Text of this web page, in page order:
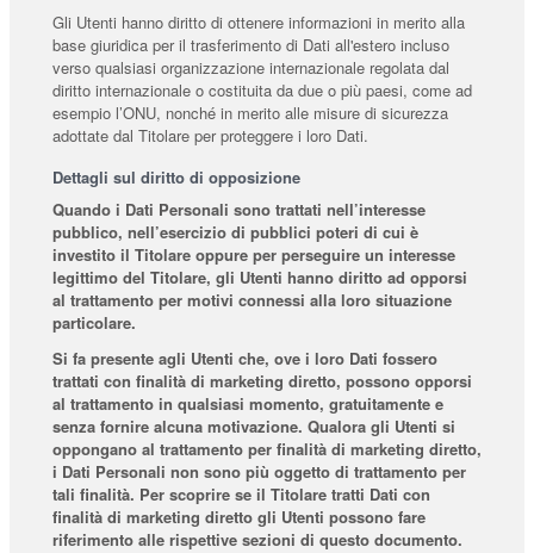
Gli Utenti hanno diritto di ottenere informazioni in merito alla
base giuridica per il trasferimento di Dati all'estero incluso
verso qualsiasi organizzazione internazionale regolata dal
diritto internazionale o costituita da due o più paesi, come ad
esempio l’ONU, nonché in merito alle misure di sicurezza
adottate dal Titolare per proteggere i loro Dati.
Dettagli sul diritto di opposizione
Quando i Dati Personali sono trattati nell’interesse
pubblico, nell’esercizio di pubblici poteri di cui è
investito il Titolare oppure per perseguire un interesse
legittimo del Titolare, gli Utenti hanno diritto ad opporsi
al trattamento per motivi connessi alla loro situazione
particolare.
Si fa presente agli Utenti che, ove i loro Dati fossero
trattati con finalità di marketing diretto, possono opporsi
al trattamento in qualsiasi momento, gratuitamente e
senza fornire alcuna motivazione. Qualora gli Utenti si
oppongano al trattamento per finalità di marketing diretto,
i Dati Personali non sono più oggetto di trattamento per
tali finalità. Per scoprire se il Titolare tratti Dati con
finalità di marketing diretto gli Utenti possono fare
riferimento alle rispettive sezioni di questo documento.